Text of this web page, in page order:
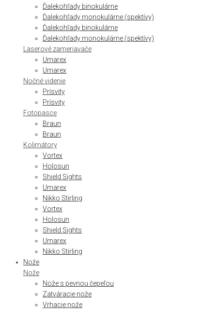
Ďalekohľady binokulárne
Ďalekohľady monokulárne (spektívy)
Ďalekohľady binokulárne
Ďalekohľady monokulárne (spektívy)
Laserové zameriavače
Umarex
Umarex
Nočné videnie
Prísvity
Prísvity
Fotopasce
Braun
Braun
Kolimátory
Vortex
Holosun
Shield Sights
Umarex
Nikko Stirling
Vortex
Holosun
Shield Sights
Umarex
Nikko Stirling
Nože
Nože
Nože s pevnou čepeľou
Zatváracie nože
Vrhacie nože